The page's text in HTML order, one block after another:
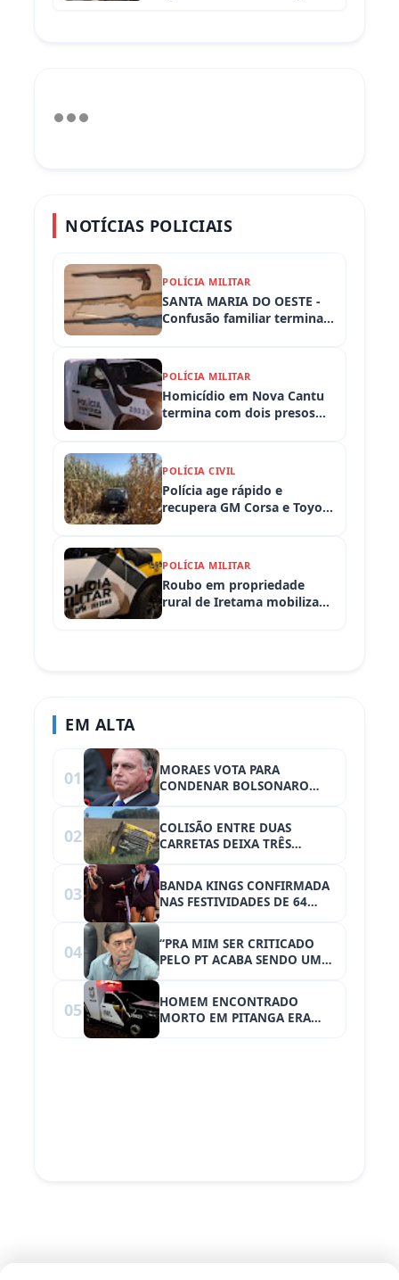
NOTÍCIAS POLICIAIS
POLÍCIA MILITAR
SANTA MARIA DO OESTE -
Confusão familiar termina
armas apreendidas
POLÍCIA MILITAR
Homicídio em Nova Cantu
termina com dois presos
POLÍCIA CIVIL
Polícia age rápido e
recupera GM Corsa e Toyota
Iretama (PR)
POLÍCIA MILITAR
Roubo em propriedade
rural de Iretama mobiliza
EM ALTA
01
MORAES VOTA PARA
CONDENAR BOLSONARO
02
COLISÃO ENTRE DUAS
CARRETAS DEIXA TRÊS
03
BANDA KINGS CONFIRMADA
NAS FESTIVIDADES DE 64
04
“PRA MIM SER CRITICADO
PELO PT ACABA SENDO UM
05
HOMEM ENCONTRADO
MORTO EM PITANGA ERA